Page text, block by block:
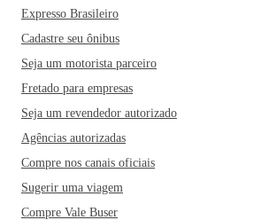
Expresso Brasileiro
Cadastre seu ônibus
Seja um motorista parceiro
Fretado para empresas
Seja um revendedor autorizado
Agências autorizadas
Compre nos canais oficiais
Sugerir uma viagem
Compre Vale Buser